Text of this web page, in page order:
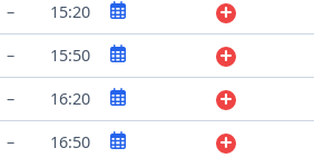
– 15:20
– 15:50
– 16:20
– 16:50